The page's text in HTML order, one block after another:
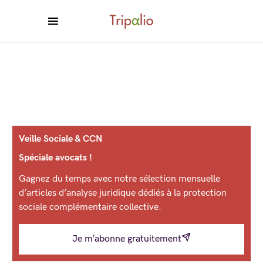
Veille Sociale & CCN
Spéciale avocats !
Gagnez du temps avec notre sélection mensuelle
d’articles d’analyse juridique dédiés à la protection
sociale complémentaire collective.
Je m’abonne gratuitement